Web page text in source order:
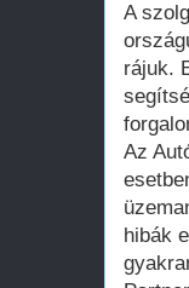
A
rájuk.
Az
hibák